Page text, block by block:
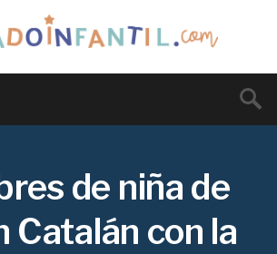
de niña de
Catalán con la